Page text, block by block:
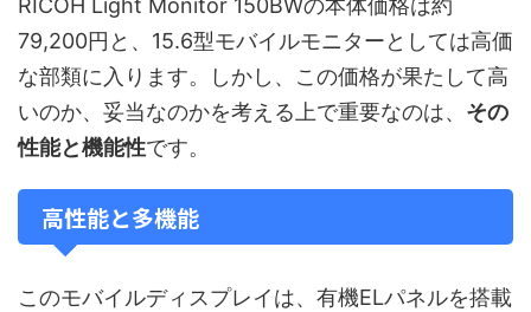
RICOH Light Monitor 150BWの本体価格は約
79,200円と、15.6型モバイルモニターとしては高価
な部類に入ります。しかし、この価格が果たして高
いのか、妥当なのかを考える上で重要なのは、 その
性能と機能性です。
高性能と多機能
このモバイルディスプレイは、有機ELパネルを搭載